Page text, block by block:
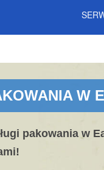
W
pakowania w